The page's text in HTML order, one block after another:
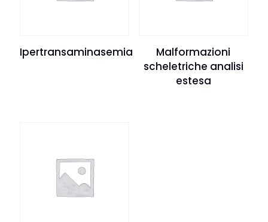
Ipertransaminasemia
Malformazioni
scheletriche analisi
estesa